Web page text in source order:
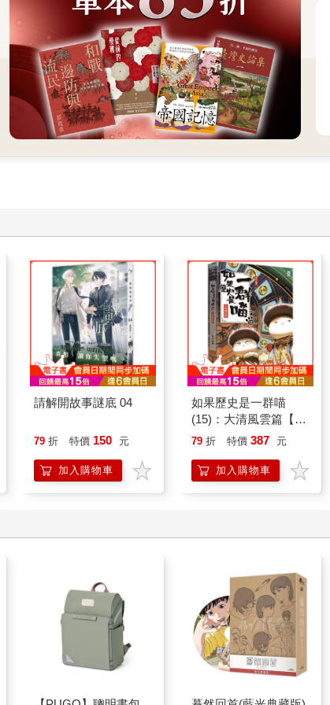
請解開故事謎底 04
79 折 特價 150 元
加入購物車
如果歷史是一群喵
(15)：大清風雲篇【萌
貓漫畫學歷史】
79 折 特價 387 元
加入購物車